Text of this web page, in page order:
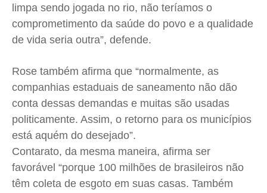
Termos de Uso
Privacidade
Termos de Uso
Privacidade
Termos de Uso
Privacidade
Termos de Uso
Privacidade
limpa sendo jogada no rio, não teríamos o
comprometimento da saúde do povo e a qualidade
de vida seria outra”, defende.
Rose também afirma que “normalmente, as
companhias estaduais de saneamento não dão
conta dessas demandas e muitas são usadas
politicamente. Assim, o retorno para os municípios
está aquém do desejado”.
Contarato, da mesma maneira, afirma ser
favorável “porque 100 milhões de brasileiros não
têm coleta de esgoto em suas casas. Também